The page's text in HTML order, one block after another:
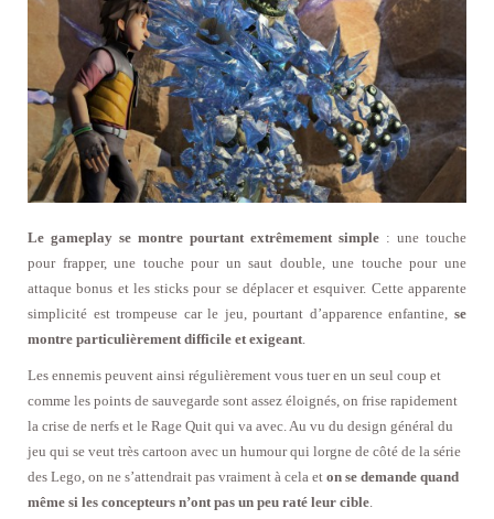
Le gameplay se montre pourtant extrêmement simple : une touche
pour frapper, une touche pour un saut double, une touche pour une
attaque bonus et les sticks pour se déplacer et esquiver. Cette apparente
simplicité est trompeuse car le jeu, pourtant d’apparence enfantine, se
montre particulièrement difficile et exigeant
Les ennemis peuvent ainsi régulièrement vous tuer en un seul coup et
comme les points de sauvegarde sont assez éloignés, on frise rapidement
la crise de nerfs et le Rage Quit qui va avec. Au vu du design général du
jeu qui se veut très cartoon avec un humour qui lorgne de côté de la série
des Lego, on ne s’attendrait pas vraiment à cela et on se demande quand
même si les concepteurs n’ont pas un peu raté leur cible